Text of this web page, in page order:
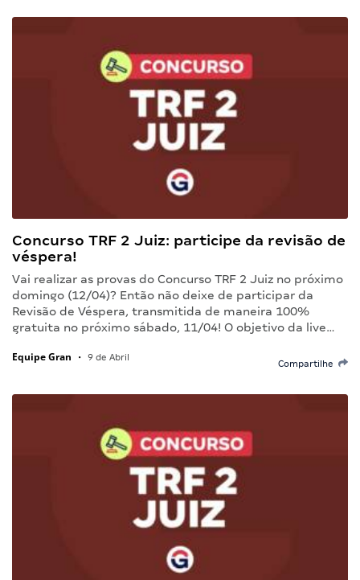
Concurso TRF 2 Juiz: participe da revisão de
véspera!
Vai realizar as provas do Concurso TRF 2 Juiz no próximo
domingo (12/04)? Então não deixe de participar da
Revisão de Véspera, transmitida de maneira 100%
gratuita no próximo sábado, 11/04! O objetivo da live…
Equipe Gran • 9 de Abril
Compartilhe